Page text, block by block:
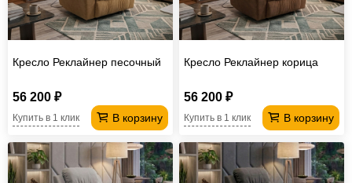
Кресло Реклайнер песочный
56 200 ₽
В корзину
Купить в 1 клик
Кресло Реклайнер корица
56 200 ₽
В корзину
Купить в 1 клик